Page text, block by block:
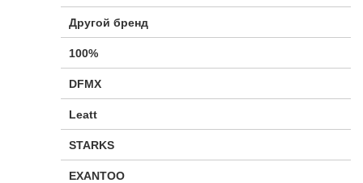
Другой бренд
100%
DFMX
Leatt
STARKS
EXANTOO